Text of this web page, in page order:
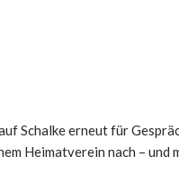
Schalke erneut für
Heimatverein nach –